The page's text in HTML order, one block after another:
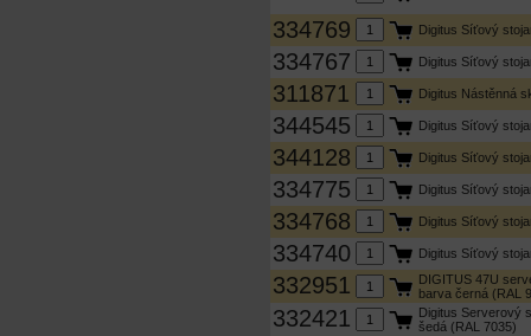
334769 Digitus Síťový
334767 Digitus Síťový
311871 Digitus Nástěnná
344545 Digitus Síťový
344128 Digitus Síťový
334775 Digitus Síťový
334768 Digitus Síťový
334740 Digitus Síťový
332951
DIGITUS 47U
barva černá (RAL
332421
Digitus Serverový
šedá (RAL 7035)